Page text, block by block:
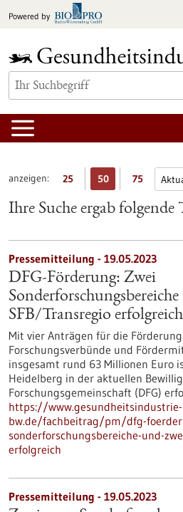
Inhalt
Powered by
anzeigen: 25 50 75
Ihre Suche ergab folgende
Pressemitteilung - 19.05.2023
DFG-Förderung: Zwei
SFB/Transregio erfolgreich
Mit vier Anträgen für die
Forschungsverbünde und
insgesamt rund 63 Millionen Euro
Heidelberg in der aktuellen
Forschungsgemeinschaft (DFG)
https://www.gesundheitsindustrie-
bw.de/fachbeitrag/pm/dfg-
sonderforschungsbereiche-und-
erfolgreich
Pressemitteilung - 19.05.2023